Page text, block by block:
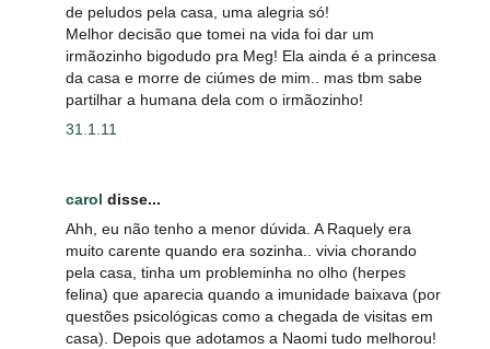
de peludos pela casa, uma alegria só!
Melhor decisão que tomei na vida foi dar um
irmãozinho bigodudo pra Meg! Ela ainda é a princesa
da casa e morre de ciúmes de mim.. mas tbm sabe
partilhar a humana dela com o irmãozinho!
31.1.11
carol disse...
Ahh, eu não tenho a menor dúvida. A Raquely era
muito carente quando era sozinha.. vivia chorando
pela casa, tinha um probleminha no olho (herpes
felina) que aparecia quando a imunidade baixava (por
questões psicológicas como a chegada de visitas em
casa). Depois que adotamos a Naomi tudo melhorou!